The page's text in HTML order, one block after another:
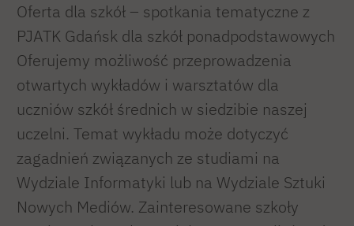
Oferta dla szkół – spotkania tematyczne z
PJATK Gdańsk dla szkół ponadpodstawowych
Oferujemy możliwość przeprowadzenia
otwartych wykładów i warsztatów dla
uczniów szkół średnich w siedzibie naszej
uczelni. Temat wykładu może dotyczyć
zagadnień związanych ze studiami na
Wydziale Informatyki lub na Wydziale Sztuki
Nowych Mediów. Zainteresowane szkoły